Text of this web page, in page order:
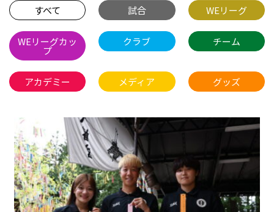
すべて 試合 WEリーグ
WEリーグカッ
プ
クラブ チーム
アカデミー メディア グッズ